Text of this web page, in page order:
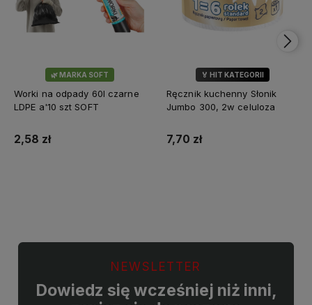
🌿 MARKA SOFT
Worki na odpady 60l czarne
LDPE a'10 szt SOFT
2,58 zł
🏅 HIT KATEGORII
💎 WYBÓR KLIENTÓW
Ręcznik kuchenny Słonik
Jumbo 300, 2w celuloza
7,70 zł
NEWSLETTER
Dowiedz się wcześniej niż inni,